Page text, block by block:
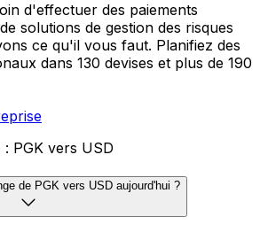
d'effectuer des paiements
solutions de gestion des risques
ce qu'il vous faut. Planifiez des
dans 130 devises et plus de 190
PGK vers USD
de PGK vers USD aujourd'hui ?